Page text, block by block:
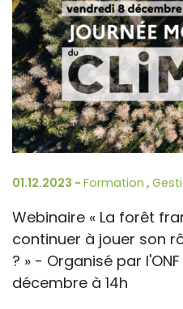
01.12.2023 - Formation ,
Webinaire « La forêt
continuer à jouer son
? »​ - Organisé par
décembre à 14h